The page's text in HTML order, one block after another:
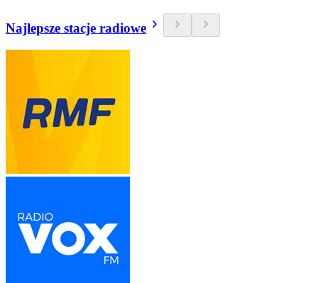
Najlepsze stacje radiowe